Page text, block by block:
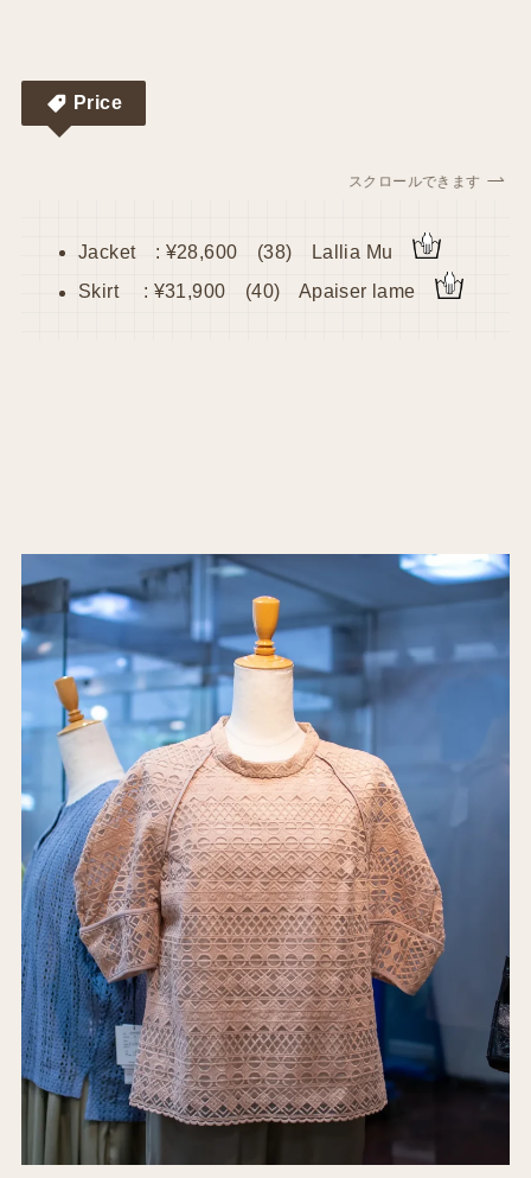
Price
スクロールできます
Jacket : ¥28,600 (38) Lallia Mu
Skirt : ¥31,900 (40) Apaiser lame